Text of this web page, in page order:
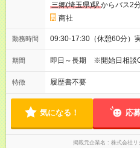
三郷(埼玉県)駅からバス2
商社
勤務時間 09:30-17:30（休憩60分）
期間 即日～長期 ※開始日相談
特徴 履歴書不要
気になる！ 応
掲載元企業名 株式会社リ